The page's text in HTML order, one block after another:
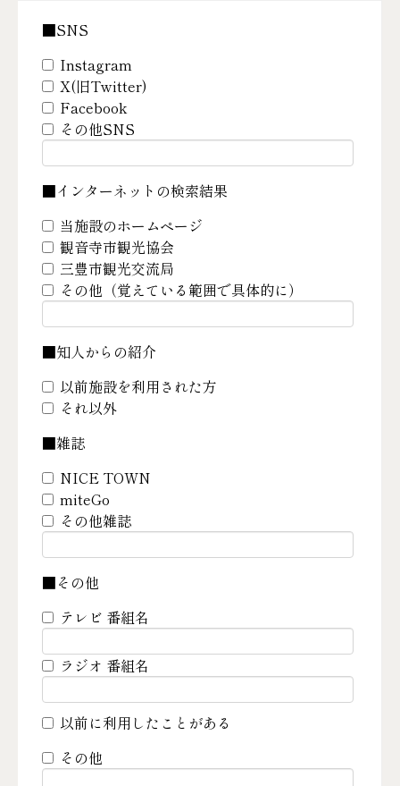
■SNS
Instagram
X(旧Twitter)
Facebook
その他SNS
■インターネットの検索結果
当施設のホームページ
観音寺市観光協会
三豊市観光交流局
その他（覚えている範囲で具体的に）
■知人からの紹介
以前施設を利用された方
それ以外
■雑誌
NICE TOWN
miteGo
その他雑誌
■その他
テレビ 番組名
ラジオ 番組名
以前に利用したことがある
その他